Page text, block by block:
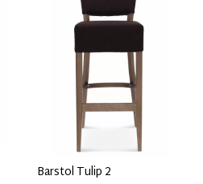
Barstol Tulip 2